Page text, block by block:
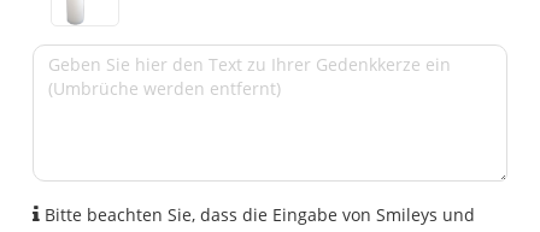
Bitte beachten Sie, dass die Eingabe von Smileys und